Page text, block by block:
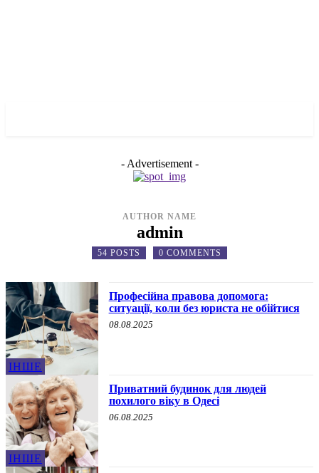
- Advertisement -
AUTHOR NAME
admin
54 POSTS 0 COMMENTS
ІНШЕ
Професійна правова допомога:
ситуації, коли без юриста не обійтися
08.08.2025
ІНШЕ
Приватний будинок для людей
похилого віку в Одесі
06.08.2025